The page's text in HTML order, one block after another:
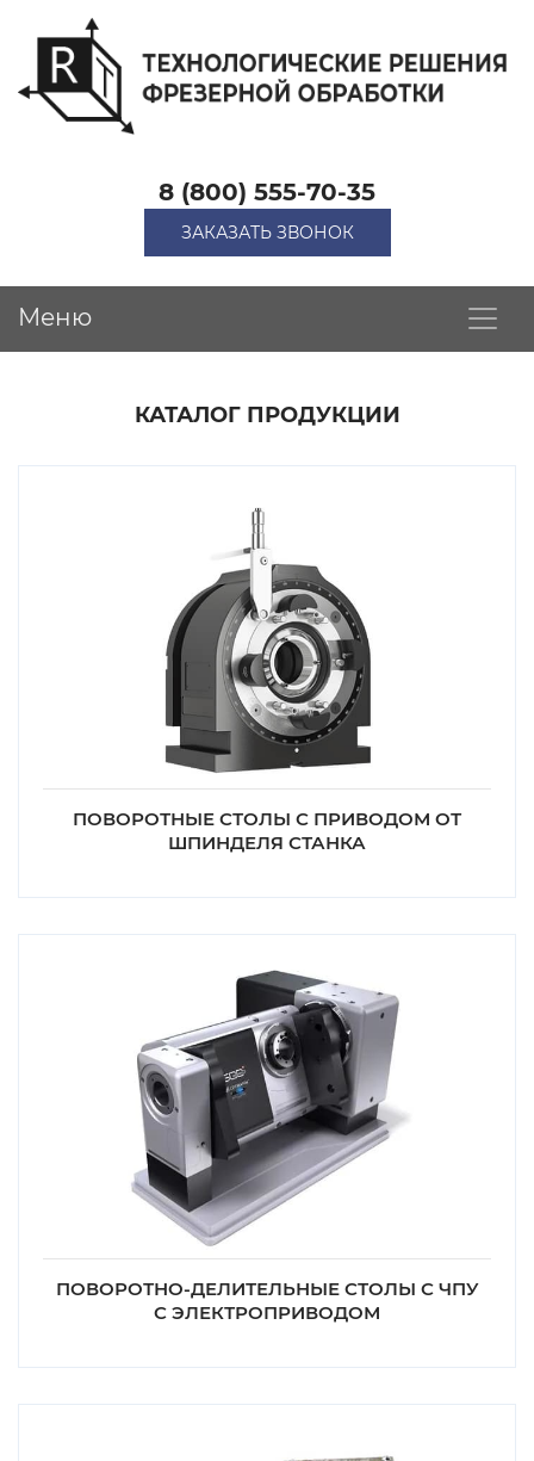
8 (800) 555-70-35
ЗАКАЗАТЬ ЗВОНОК
Меню
КАТАЛОГ ПРОДУКЦИИ
ПОВОРОТНЫЕ СТОЛЫ С ПРИВОДОМ ОТ
ШПИНДЕЛЯ СТАНКА
ПОВОРОТНО-ДЕЛИТЕЛЬНЫЕ СТОЛЫ С ЧПУ
С ЭЛЕКТРОПРИВОДОМ